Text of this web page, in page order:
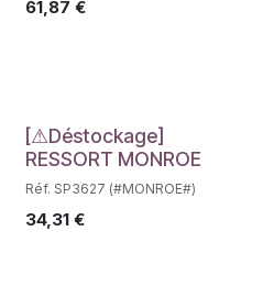
61,87 €
Déstockage
[⚠Déstockage]
RESSORT MONROE
Réf. SP3627 (#MONROE#)
34,31 €